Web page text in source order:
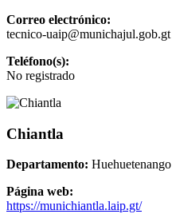
Correo electrónico:
tecnico-uaip@munichajul.gob.gt
Teléfono(s):
No registrado
Chiantla
Departamento: Huehuetenango
Página web:
https://munichiantla.laip.gt/